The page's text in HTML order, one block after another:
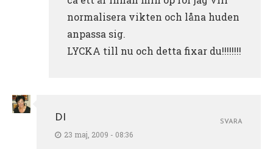
normalisera vikten och låna huden
anpassa sig.
LYCKA till nu och detta fixar du!!!!!!!!
DI
23 maj, 2009 - 08:36
SVARA